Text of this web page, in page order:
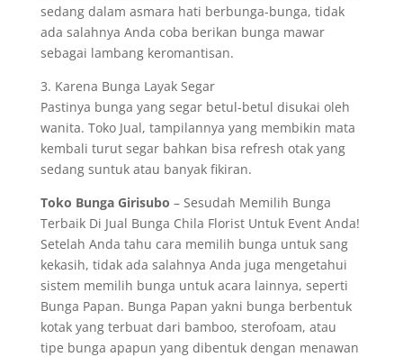
sedang dalam asmara hati berbunga-bunga, tidak
ada salahnya Anda coba berikan bunga mawar
sebagai lambang keromantisan.
3. Karena Bunga Layak Segar
Pastinya bunga yang segar betul-betul disukai oleh
wanita. Toko Jual, tampilannya yang membikin mata
kembali turut segar bahkan bisa refresh otak yang
sedang suntuk atau banyak fikiran.
Toko Bunga Girisubo – Sesudah Memilih Bunga
Terbaik Di Jual Bunga Chila Florist Untuk Event Anda!
Setelah Anda tahu cara memilih bunga untuk sang
kekasih, tidak ada salahnya Anda juga mengetahui
sistem memilih bunga untuk acara lainnya, seperti
Bunga Papan. Bunga Papan yakni bunga berbentuk
kotak yang terbuat dari bamboo, sterofoam, atau
tipe bunga apapun yang dibentuk dengan menawan